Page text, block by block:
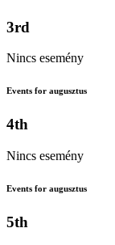
3rd
Nincs esemény
Events for augusztus
4th
Nincs esemény
Events for augusztus
5th